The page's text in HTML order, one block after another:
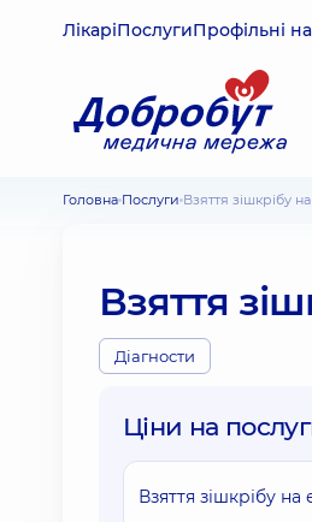
ЛікаріПослугиПрофільні
Головна Послуги Взяття зішкрібу
Взяття
Діагности
Ціни на
Взяття зішкрібу на